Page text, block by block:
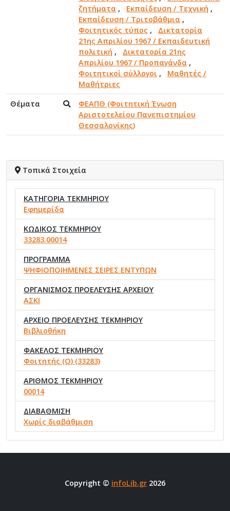
ζητήματα , Εκπαίδευση / Τεχνική ,
Εκπαίδευση / Τριτοβάθμια ,
Φοιτητικός τύπος , Δικτατορία
21ης Απριλίου 1967 / Εκπαιδευτική
πολιτική , Δικτατορία 21ης
Απριλίου 1967 / Προπαγάνδα ,
Φοιτητικοί σύλλογοι , Μαθητές /
Μαθήτριες
Θέματα
ΦΕΑΠΘ (Φοιτητική Ένωση
Αριστοτελείου Πανεπιστημίου
Θεσσαλονίκης)
Τοπικά Στοιχεία
ΚΑΤΗΓΟΡΙΑ ΤΕΚΜΗΡΙΟΥ
Εφημερίδα
ΚΩΔΙΚΟΣ ΤΕΚΜΗΡΙΟΥ
33283.00014
ΠΡΟΓΡΑΜΜΑ
ΨΗΦΙΟΠΟΙΗΜΕΝΕΣ ΣΕΙΡΕΣ ΕΝΤΥΠΩΝ
ΟΡΓΑΝΙΣΜΟΣ ΠΡΟΕΛΕΥΣΗΣ ΑΡΧΕΙΟΥ
ΑΣΚΙ
ΑΡΧΕΙΟ ΠΡΟΕΛΕΥΣΗΣ ΤΕΚΜΗΡΙΟΥ
Βιβλιοθήκη
ΦΑΚΕΛΟΣ ΤΕΚΜΗΡΙΟΥ
Φοιτητής (Ο) (33283)
ΑΡΙΘΜΟΣ ΤΕΚΜΗΡΙΟΥ
00014
ΔΙΑΒΑΘΜΙΣΗ
Χωρίς διαβάθμιση
Copyright © infoLib.gr 2026